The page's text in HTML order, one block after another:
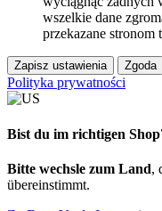
wszelkie dane
przekazane stronom
Zapisz ustawienia Zgoda
Polityka prywatności
Bist du im richtigen
Bitte wechsle zum Land,
übereinstimmt.